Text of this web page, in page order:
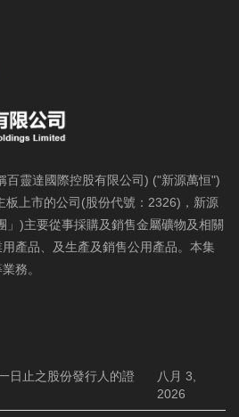
百靈達國際控股有限公司) ("新源萬恒")
板上市的公司(股份代號：2326)，新源
」)主要從事採購及銷售金屬礦物及相關
產品、及生產及銷售公用產品。本集
務。
日止之股份發行人的證
八月 3,
2026